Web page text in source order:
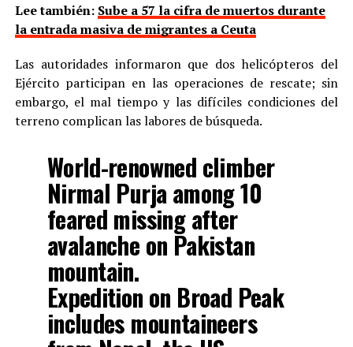
Lee también: Sube a 57 la cifra de muertos durante
la entrada masiva de migrantes a Ceuta
Las autoridades informaron que dos helicópteros del
Ejército participan en las operaciones de rescate; sin
embargo, el mal tiempo y las difíciles condiciones del
terreno complican las labores de búsqueda.
World-renowned climber
Nirmal Purja among 10
feared missing after
avalanche on Pakistan
mountain.
Expedition on Broad Peak
includes mountaineers